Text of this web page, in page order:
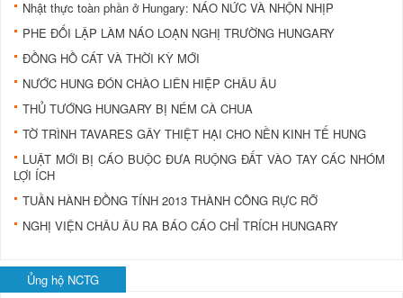
Nhật thực toàn phần ở Hungary: NÁO NỨC VÀ NHỘN NHỊP
PHE ĐỐI LẬP LÀM NÁO LOẠN NGHỊ TRƯỜNG HUNGARY
ĐỒNG HỒ CÁT VÀ THỜI KỲ MỚI
NƯỚC HUNG ĐÓN CHÀO LIÊN HIỆP CHÂU ÂU
THỦ TƯỚNG HUNGARY BỊ NÉM CÀ CHUA
TỜ TRÌNH TAVARES GÂY THIỆT HẠI CHO NỀN KINH TẾ HUNG
LUẬT MỚI BỊ CÁO BUỘC ĐƯA RUỘNG ĐẤT VÀO TAY CÁC NHÓM
LỢI ÍCH
TUẦN HÀNH ĐỒNG TÍNH 2013 THÀNH CÔNG RỰC RỠ
NGHỊ VIỆN CHÂU ÂU RA BÁO CÁO CHỈ TRÍCH HUNGARY
Ủng hộ NCTG